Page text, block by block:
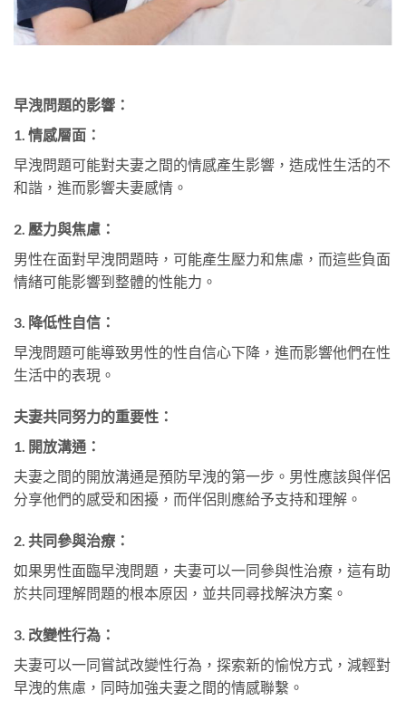
早洩問題的影響：
1. 情感層面：
早洩問題可能對夫妻之間的情感產生影響，造成性生活的不
和諧，進而影響夫妻感情。
2. 壓力與焦慮：
男性在面對早洩問題時，可能產生壓力和焦慮，而這些負面
情緒可能影響到整體的性能力。
3. 降低性自信：
早洩問題可能導致男性的性自信心下降，進而影響他們在性
生活中的表現。
夫妻共同努力的重要性：
1. 開放溝通：
夫妻之間的開放溝通是預防早洩的第一步。男性應該與伴侶
分享他們的感受和困擾，而伴侶則應給予支持和理解。
2. 共同參與治療：
如果男性面臨早洩問題，夫妻可以一同參與性治療，這有助
於共同理解問題的根本原因，並共同尋找解決方案。
3. 改變性行為：
夫妻可以一同嘗試改變性行為，探索新的愉悅方式，減輕對
早洩的焦慮，同時加強夫妻之間的情感聯繫。